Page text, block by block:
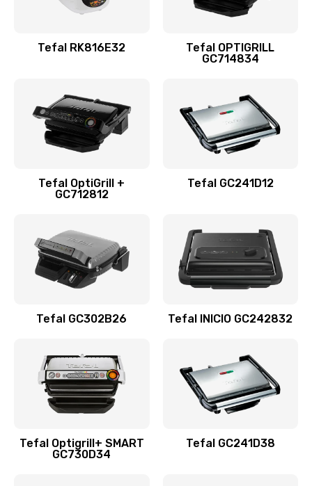
Tefal RK816E32
Tefal OPTIGRILL
GC714834
Tefal OptiGrill +
GC712812
Tefal GC241D12
Tefal GC302B26 Tefal INICIO GC242832
Tefal Optigrill+ SMART
GC730D34
Tefal GC241D38